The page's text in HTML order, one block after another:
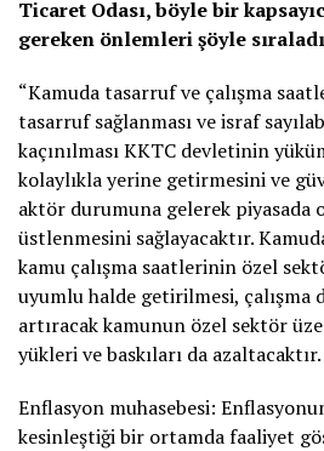
Ticaret Odası, böyle bir
gereken önlemleri şöyle
“Kamuda tasarruf ve çalışma
tasarruf sağlanması ve israf
kaçınılması KKTC devletinin
kolaylıkla yerine getirmesini ve
aktör durumuna gelerek
üstlenmesini sağlayacaktır.
kamu çalışma saatlerinin özel
uyumlu halde getirilmesi,
artıracak kamunun özel sektör
yükleri ve baskıları da azaltacaktır.
Enflasyon muhasebesi:
kesinleştiği bir ortamda faaliyet